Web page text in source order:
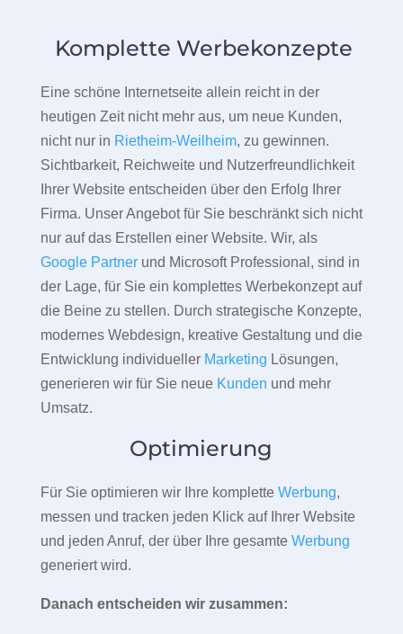
Komplette Werbekonzepte
Eine schöne Internetseite allein reicht in der
heutigen Zeit nicht mehr aus, um neue Kunden,
nicht nur in Rietheim-Weilheim, zu gewinnen.
Sichtbarkeit, Reichweite und Nutzerfreundlichkeit
Ihrer Website entscheiden über den Erfolg Ihrer
Firma. Unser Angebot für Sie beschränkt sich nicht
nur auf das Erstellen einer Website. Wir, als
Google Partnerund Microsoft Professional, sind in
der Lage, für Sie ein komplettes Werbekonzept auf
die Beine zu stellen. Durch strategische Konzepte,
modernes Webdesign, kreative Gestaltung und die
Entwicklung individueller Marketing Lösungen,
generieren wir für Sie neue Kunden und mehr
Umsatz.
Optimierung
Für Sie optimieren wir Ihre komplette Werbung,
messen und tracken jeden Klick auf Ihrer Website
und jeden Anruf, der über Ihre gesamte Werbung
generiert wird.
Danach entscheiden wir zusammen: